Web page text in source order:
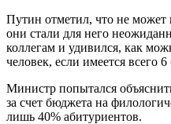
Путин отметил, что не может
они стали для него
коллегам и удивился, как
человек, если имеется всего
Министр попытался
за счет бюджета на
лишь 40% абитуриентов.